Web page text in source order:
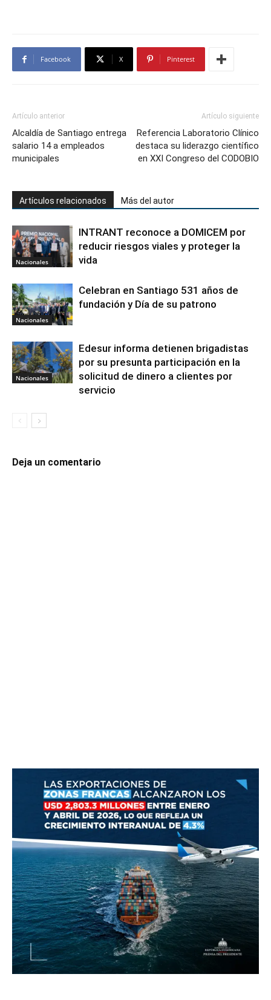
Facebook X Pinterest
Artículo anterior
Alcaldía de Santiago entrega
salario 14 a empleados
municipales
Artículo siguiente
Referencia Laboratorio Clínico
destaca su liderazgo científico
en XXI Congreso del CODOBIO
Artículos relacionados Más del autor
Nacionales
INTRANT reconoce a DOMICEM por
reducir riesgos viales y proteger la
vida
Nacionales
Celebran en Santiago 531 años de
fundación y Día de su patrono
Nacionales
Edesur informa detienen brigadistas
por su presunta participación en la
solicitud de dinero a clientes por
servicio
Deja un comentario